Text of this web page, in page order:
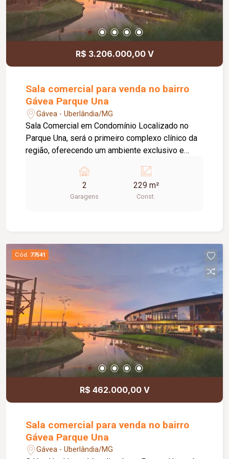
R$ 3.206.000,00 V
Sala comercial para venda no bairro
Gávea Parque Una
Gávea - Uberlândia/MG
Sala Comercial em Condomínio Localizado no
Parque Una, será o primeiro complexo clínico da
região, oferecendo um ambiente exclusivo e
localização estratégica, próximo ao Uberlândia
Shopping, ao Hospital UMC, ao WTC Uberlândia e
à Avenida Nicomedes, o empreendimento conta
garagem. O espaço foi projetado para otimizar o
atendimento e proporcionar máximo conforto aos
profissionais e pacientes, além de contar com
fácil acesso e amplo estacionamento. Seja
pioneiro em um dos pontos mais promissores da
cidade e ofereça uma experiência diferenciada
aos seus pacientes. Entre em contato e aproveite
essa excelente oportunidade!
2
Garagens
229 m²
Const.
Cód. 77541
R$ 462.000,00 V
Sala comercial para venda no bairro
Gávea Parque Una
Gávea - Uberlândia/MG